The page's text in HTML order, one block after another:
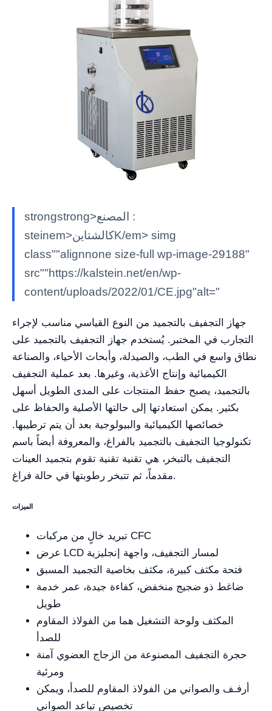
strongstrong>المصنع :
steinem>كالشتاينK/em> simg
class""alignnone size-full wp-image-29188"
src""https://kalstein.net/en/wp-
content/uploads/2022/01/CE.jpg"alt="
جهاز التجفيف بالتجميد من النوع القياسي مناسب لإجراء
التجارب في المختبر. يُستخدم جهاز التجفيف بالتجميد على
نطاق واسع في الطب، والصيدلة، وأبحاث الأحياء، والصناعة
الكيميائية وإنتاج الأغذية، وغيرها. بعد عملية التجفيف
بالتجميد، يصبح حفظ المنتجات على المدى الطويل أسهل
بكثير. يمكن استعادتها إلى حالتها الأصلية والحفاظ على
خصائصها الكيميائية والبيولوجية بعد أن يتم ترطيبها.
تكنولوجيا التجفيف بالتجميد بالفراغ، والمعروفة أيضاً باسم
التجفيف بالتبخر، هي تقنية تقنية تقوم بتجميد العينات
مقدماً، ثم تتبخر رطوبتها في حالة فراغ.
الميزات
تبريد خالٍ من مركبات CFC
عرض LCD لمسار التجفيف، واجهة إنجليزية
فتحة مكثف كبيرة، مكثف بخاصية التجميد المسبق
ضاغط ذو ضجيج منخفض، كفاءة جيدة، عمر خدمة
طويل
المكثف ولوحة التشغيل هما من الفولاذ المقاوم
للصدأ
حجرة التجفيف المصنوعة من الزجاج العضوي آمنة
ومرئية
أرفـف والصواني من الفولاذ المقاوم للصدأ، ويمكن
تخصيص تباعد الصواني